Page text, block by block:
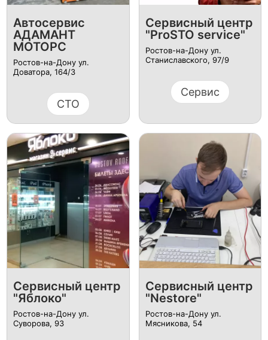
Автосервис
АДАМАНТ
МОТОРС
Ростов-на-Дону ул.
Доватора, 164/3
СТО
Сервисный центр
"ProSTO service"
Ростов-на-Дону ул.
Станиславского, 97/9
Сервис
Сервисный центр
"Яблоко"
Ростов-на-Дону ул.
Суворова, 93
Сервисный центр
"Nestore"
Ростов-на-Дону ул.
Мясникова, 54